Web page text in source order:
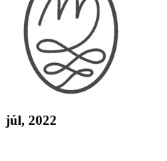
júl, 2022